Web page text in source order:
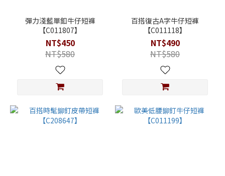
彈力淺藍單釦牛仔短褲
【C011807】
NT$450
NT$580
百搭復古A字牛仔短褲
【C011118】
NT$490
NT$580